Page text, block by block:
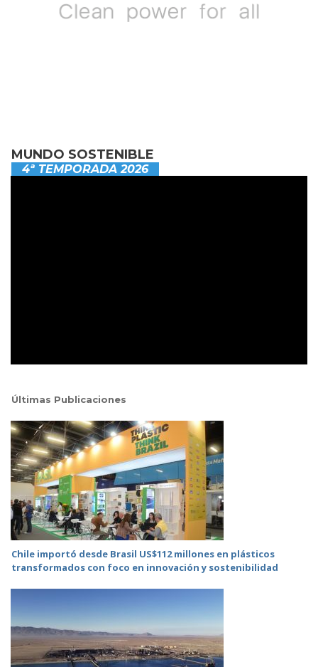
MUNDO SOSTENIBLE
4ª TEMPORADA 2026
Últimas Publicaciones
Chile importó desde Brasil US$112 millones en plásticos
transformados con foco en innovación y sostenibilidad